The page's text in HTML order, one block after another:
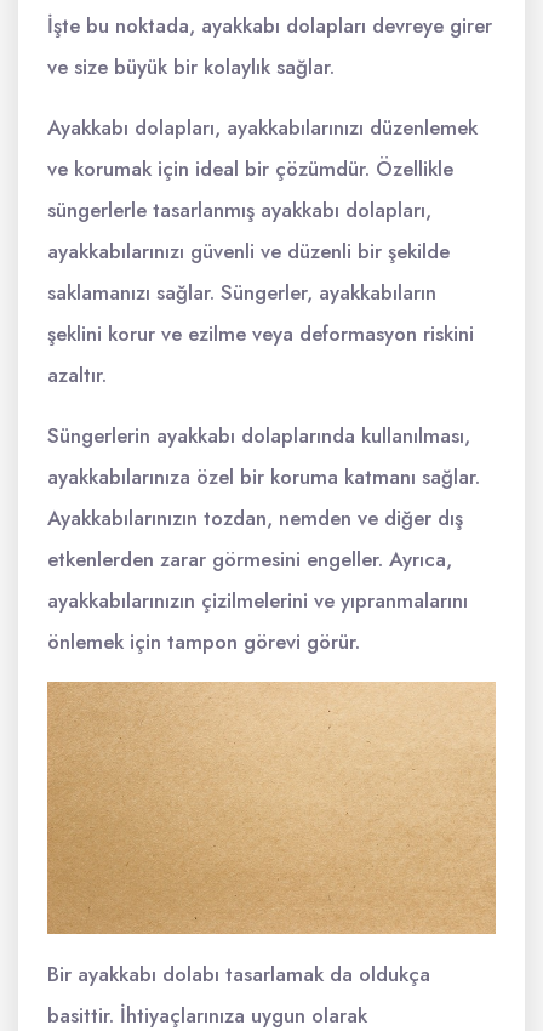
İşte bu noktada, ayakkabı dolapları devreye girer
ve size büyük bir kolaylık sağlar.
Ayakkabı dolapları, ayakkabılarınızı düzenlemek
ve korumak için ideal bir çözümdür. Özellikle
süngerlerle tasarlanmış ayakkabı dolapları,
ayakkabılarınızı güvenli ve düzenli bir şekilde
saklamanızı sağlar. Süngerler, ayakkabıların
şeklini korur ve ezilme veya deformasyon riskini
azaltır.
Süngerlerin ayakkabı dolaplarında kullanılması,
ayakkabılarınıza özel bir koruma katmanı sağlar.
Ayakkabılarınızın tozdan, nemden ve diğer dış
etkenlerden zarar görmesini engeller. Ayrıca,
ayakkabılarınızın çizilmelerini ve yıpranmalarını
önlemek için tampon görevi görür.
Bir ayakkabı dolabı tasarlamak da oldukça
basittir. İhtiyaçlarınıza uygun olarak